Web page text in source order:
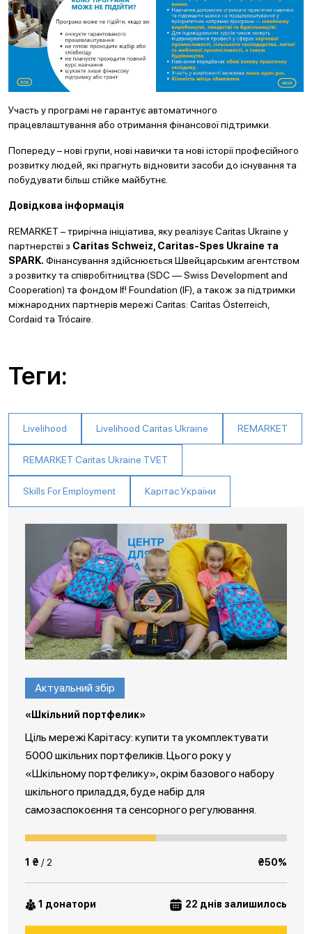
Участь у програмі не гарантує автоматичного
працевлаштування або отримання фінансової підтримки.
Попереду – нові групи, нові навички та нові історії професійного
розвитку людей, які прагнуть відновити засоби до існування та
побудувати більш стійке майбутнє.
Довідкова інформація
REMARKET – трирічна ініціатива, яку реалізує Caritas Ukraine у
партнерстві з Caritas Schweiz, Caritas-Spes Ukraine та
SPARK. Фінансування здійснюється Швейцарським агентством
з розвитку та співробітництва (SDC — Swiss Development and
Cooperation) та фондом If! Foundation (IF), а також за підтримки
міжнародних партнерів мережі Caritas: Caritas Österreich,
Cordaid та Trócaire.
Теги:
Livelihood Livelihood Caritas Ukraine REMARKET
REMARKET Caritas Ukraine TVET
Skills For Employment Карітас України
Актуальний збір
«Шкільний портфелик»
Ціль мережі Карітасу: купити та укомплектувати
5000 шкільних портфеликів. Цього року у
«Шкільному портфелику», окрім базового набору
шкільного приладдя, буде набір для
самозаспокоєння та сенсорного регулювання.
1 ₴ / 2 ₴50%
1 донатори 22 днів залишилось